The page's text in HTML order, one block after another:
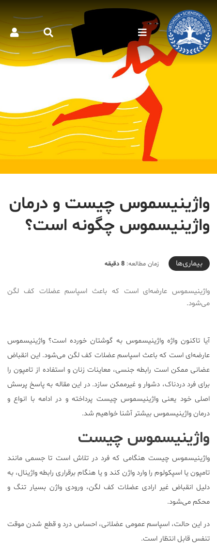
واژینیسموس چیست و درمان
واژینیسموس چگونه است؟
2021-06-27T18:18:23+04:30
بیماری‌ها زمان مطالعه: 8 دقیقه
واژینیسموس عارضه‌ای است که باعث اسپاسم عضلات کف لگن
می‌شود.
آیا تاکنون واژه واژینیسموس به گوشتان خورده است؟ واژینیسموس
عارضه‌ای است که باعث اسپاسم عضلات کف لگن می‌شود. این انقباض
عضانی ممکن است رابطه جنسی، معاینات زنان و استفاده از تامپون را
برای فرد دردناک، دشوار و غیرممکن سازد. در این مقاله به پاسخ پرسش
اصلی خود یعنی واژینیسموس چیست پرداخته و در ادامه با انواع و
درمان واژینیسموس بیشتر آشنا خواهیم شد.
واژینیسموس چیست
واژینیسموس چیست هنگامی که فرد در تلاش است تا جسمی مانند
تامپون یا اسپکولوم را وارد واژن کند و یا هنگام برقراری رابطه واژینال، به
دلیل انقباض غیر ارادی عضلات کف لگن، ورودی واژن بسیار تنگ و
محکم می‌‍شود.
در این حالت، اسپاسم عمومی عضلانی، احساس درد و قطع شدن موقت
تنفس قابل انتظار است.